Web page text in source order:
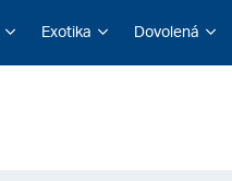
Exotika Dovolená